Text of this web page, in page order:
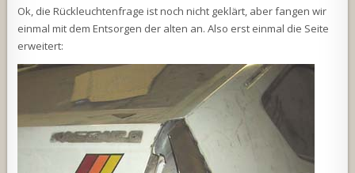
Ok, die Rückleuchtenfrage ist noch nicht geklärt, aber fangen wir
einmal mit dem Entsorgen der alten an. Also erst einmal die Seite
erweitert: